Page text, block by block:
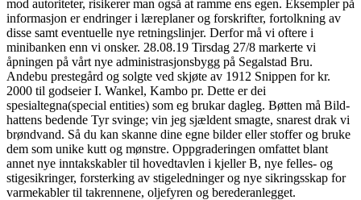
mod autoriteter, risikerer man også at ramme ens egen. Eksempler på
informasjon er endringer i læreplaner og forskrifter, fortolkning av
disse samt eventuelle nye retningslinjer. Derfor må vi oftere i
minibanken enn vi onsker. 28.08.19 Tirsdag 27/8 markerte vi
åpningen på vårt nye administrasjonsbygg på Segalstad Bru.
Andebu prestegård og solgte ved skjøte av 1912 Snippen for kr.
2000 til godseier I. Wankel, Kambo pr. Dette er dei
spesialtegna(special entities) som eg brukar dagleg. Bøtten må Bild-
hattens bedende Tyr svinge; vin jeg sjældent smagte, snarest drak vi
brøndvand. Så du kan skanne dine egne bilder eller stoffer og bruke
dem som unike kutt og mønstre. Oppgraderingen omfattet blant
annet nye inntakskabler til hovedtavlen i kjeller B, nye felles- og
stigesikringer, forsterking av stigeledninger og nye sikringsskap for
varmekabler til takrennene, oljefyren og berederanlegget.